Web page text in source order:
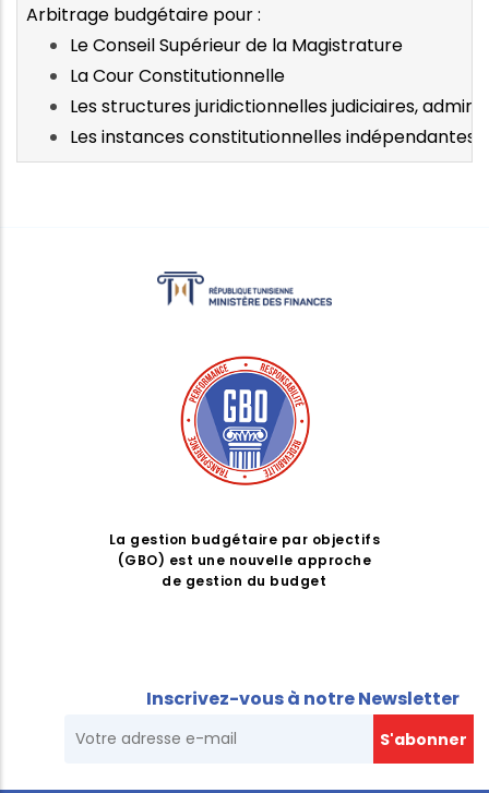
Arbitrage budgétaire pour :
Le Conseil Supérieur de la Magistrature
La Cour Constitutionnelle
Les structures juridictionnelles judiciaires,
Les instances constitutionnelles indépendantes
La gestion budgétaire par objectifs
(GBO) est une nouvelle approche
de gestion du budget
Inscrivez-vous à notre Newsletter